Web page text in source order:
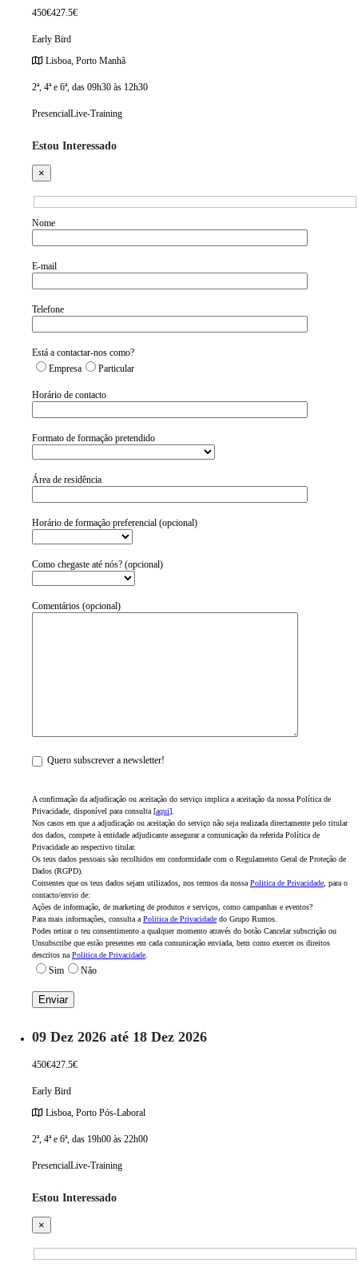
450€427.5€
Early Bird
Lisboa, Porto Manhã
2ª, 4ª e 6ª, das 09h30 às 12h30
PresencialLive-Training
Estou Interessado
×
Nome
E-mail
Telefone
Está a contactar-nos como?
Empresa
Particular
Horário de contacto
Formato de formação pretendido
Área de residência
Horário de formação preferencial (opcional)
Como chegaste até nós? (opcional)
Comentários (opcional)
Quero subscrever a newsletter!
A confirmação da adjudicação ou aceitação do serviço implica a aceitação da nossa Política de
Privacidade, disponível para consulta [aqui].
Nos casos em que a adjudicação ou aceitação do serviço não seja realizada directamente pelo titular
dos dados, compete à entidade adjudicante assegurar a comunicação da referida Política de
Privacidade ao respectivo titular.
Os teus dados pessoais são recolhidos em conformidade com o Regulamento Geral de Proteção de
Dados (RGPD).
Consentes que os teus dados sejam utilizados, nos termos da nossaPolitica de Privacidade, para o
contacto/envio de:
Ações de informação, de marketing de produtos e serviços, como campanhas e eventos?
Para mais informações, consulta aPolitica de Privacidade do Grupo Rumos.
Podes retirar o teu consentimento a qualquer momento através do botão Cancelar subscrição ou
Unsubscribe que estão presentes em cada comunicação enviada, bem como exercer os direitos
descritos naPolitica de Privacidade.
Sim Não
09 Dez 2026 até 18 Dez 2026
450€427.5€
Early Bird
Lisboa, Porto Pós-Laboral
2ª, 4ª e 6ª, das 19h00 às 22h00
PresencialLive-Training
Estou Interessado
×